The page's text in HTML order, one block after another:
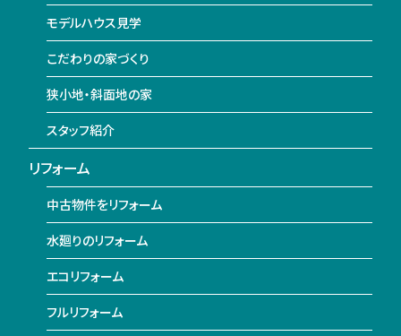
モデルハウス見学
こだわりの家づくり
狭小地・斜面地の家
スタッフ紹介
リフォーム
中古物件をリフォーム
水廻りのリフォーム
エコリフォーム
フルリフォーム